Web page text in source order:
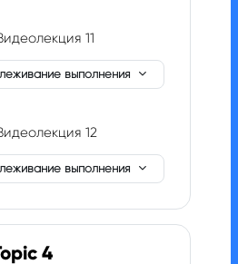
11
выполнения
12
выполнения
4